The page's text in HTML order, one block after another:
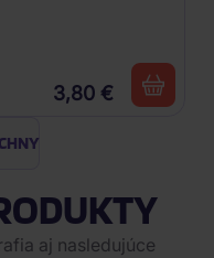
3,80 €
aj nasledujúce